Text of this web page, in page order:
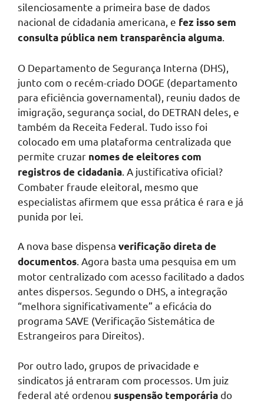
silenciosamente a primeira base de dados
nacional de cidadania americana, e fez isso sem
consulta pública nem transparência alguma
O Departamento de Segurança Interna (DHS),
junto com o recém-criado DOGE (departamento
para eficiência governamental), reuniu dados de
imigração, segurança social, do DETRAN deles, e
também da Receita Federal. Tudo isso foi
colocado em uma plataforma centralizada que
permite cruzar nomes de eleitores com
registros de cidadania . A justificativa oficial?
Combater fraude eleitoral, mesmo que
especialistas afirmem que essa prática é rara e já
punida por lei.
A nova base dispensa verificação direta de
documentos . Agora basta uma pesquisa em um
motor centralizado com acesso facilitado a dados
antes dispersos. Segundo o DHS, a integração
“melhora significativamente” a eficácia do
programa SAVE (Verificação Sistemática de
Estrangeiros para Direitos).
Por outro lado, grupos de privacidade e
sindicatos já entraram com processos. Um juiz
federal até ordenou suspensão temporáriado